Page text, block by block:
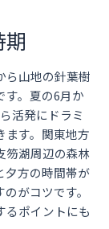
ら山地の針葉樹
す。夏の6月か
活発にドラミ
ます。関東地方
笏湖周辺の森林
夕方の時間帯が
がコツです。
るポイントにも